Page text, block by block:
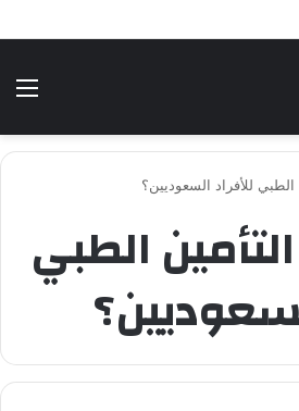
للأفراد السعوديين؟
الطبي